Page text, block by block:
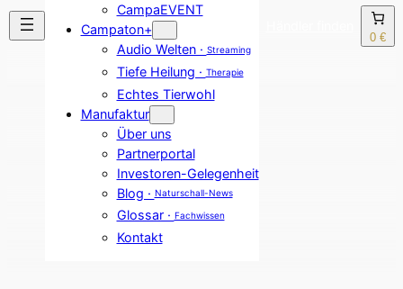
CampaEVENT
Campaton+
Audio Welten · Streaming
Tiefe Heilung · Therapie
Echtes Tierwohl
Manufaktur
Über uns
Partnerportal
Investoren-Gelegenheit
Blog · Naturschall-News
Glossar · Fachwissen
Kontakt
0 €